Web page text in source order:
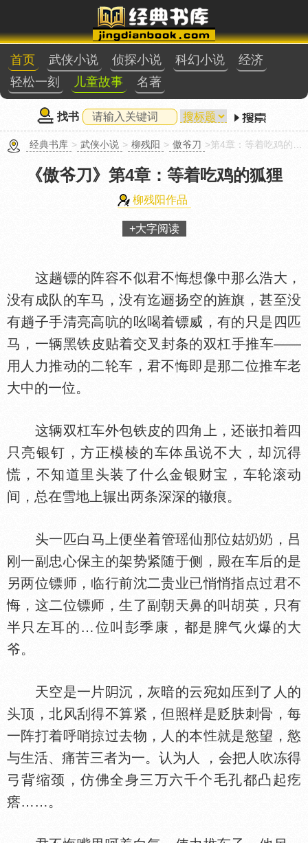
首页 武侠小说 侦探小说 科幻小说
经济
轻松一刻
儿童故事 名著
找书
经典书库 > 武侠小说 > 柳残阳 > 傲爷刀 >第4章：等着吃鸡的狐狸
《傲爷刀》 第4章：等着吃鸡的狐狸
柳残阳作品
+大字阅读
这趟镖的阵容不似君不悔想像中那么浩大，
没有成队的车马，没有迄逦扬空的旌旗，甚至没
有趟子手清亮高吭的吆喝着镖威，有的只是四匹
马，一辆黑铁皮贴着交叉封条的双杠手推车——
用人力推动的二轮车，君不悔即是那二位推车老
大中的一位。
这辆双杠车外包铁皮的四角上，还嵌扣着四
只亮银钉，方正模棱的车
虽说不大，却沉得
慌，不知道里头装了什么金银财宝，车轮滚动
间，总在雪地上辗出两条深深的辙痕。
头一匹白马上便坐着管瑶仙那位姑
，吕
刚一副忠心保主的架势紧随于侧，殿在车后的是
另两位镖师，临行前沈二贵业已悄悄指点过君不
悔，这二位镖师，生了副朝天鼻的叫胡英，只有
半只左耳的…位叫彭季康，都是脾气火爆的大
爷。
天空是一片
沉，灰暗的云宛如压到了人的
头顶，北风刮得不算紧，但照样是贬肤刺骨，每
一阵打着呼哨掠过去物，人的本
就是慾望，慾
与生活、痛苦三者为一。认为人 ，会把人吹冻得
弓背缩颈，仿佛全身三万六千个毛孔都凸起疙
瘩……。